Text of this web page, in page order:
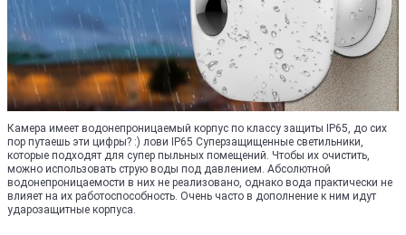
Камера имеет водонепроницаемый корпус по классу защиты IP65, до сих
пор путаешь эти цифры? :) лови IP65 Суперзащищенные светильники,
которые подходят для супер пыльных помещений. Чтобы их очистить,
можно использовать струю воды под давлением. Абсолютной
водонепроницаемости в них не реализовано, однако вода практически не
влияет на их работоспособность. Очень часто в дополнение к ним идут
ударозащитные корпуса.